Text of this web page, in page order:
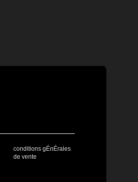
conditions gÉnÉrales
de vente